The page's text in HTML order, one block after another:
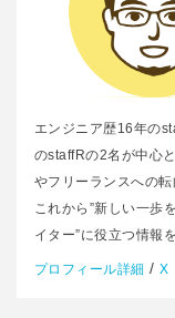
エンジニア歴16年の
のstaffRの2名が中心
やフリーランスへの
これから”新しい一歩
イター”に役立つ情報
プロフィール詳細 /X